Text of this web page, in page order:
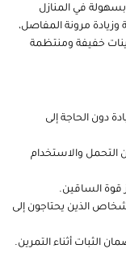
في المنازل
وزيادة مرونة المفاصل،
خفيفة ومنتظمة
دون الحاجة إلى
التحمل والاستخدام
قوة الساقين.
الذين يحتاجون إلى
الثبات أثناء التمرين.